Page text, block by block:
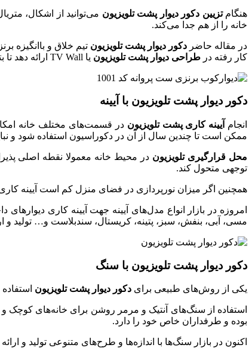
هنگامتزیین دکور دیوار پشت تلویزیون می‌توانید از اشکال،
خانه را از هم جدا می‌کند.
در مقاله حاضر دکور دیوار پشت تلویزیون تیم خلاق و باانگیزه
کار رفته در طراحی دیوار پشت تلویزیون یا TV Wall ارائه دهد تا بتوانید با توجه به بودجه خود بهترین تصمیم را بگیرید.
دکور دیوار پشت تلویزیون با آیینه
انجام آیینه کاری پشت تلویزیون در قسمت‌های مختلف خانه
ممکن است تا چندین سال از آن در دکوراسیون استفاده شود و
محل قرارگیری تلویزیون در محیط خانه معمولا نقطه اصلی
توجهی متحول کند.
همچنین اگر میزان نورپردازی در فضای منزل کم است آیینه
امروزه در بازار انواع مدل‌های آیینه جهت آیینه کاری
مسی، آبی، بنفش، سبز، پتینه، کریستال، سندبلاست و… تولید
دکور دیوار پشت تلویزیون با سنگ
یکی از روش‌های طبیعی برای دکور دیوار پشت تلویزیون
استفاده از سنگ‌های آنتیک و مرمر روشن برای خانه‌های کوچک
بوده و طرفداران خاص خود را دارد.
اکنون در بازار سنگ‌ها با اندازه‌ها و طرح‌های متنوعی تولید و